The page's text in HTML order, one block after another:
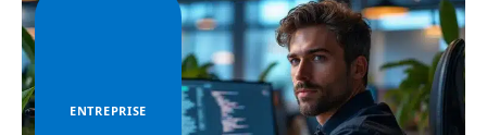
ENTREPRISE